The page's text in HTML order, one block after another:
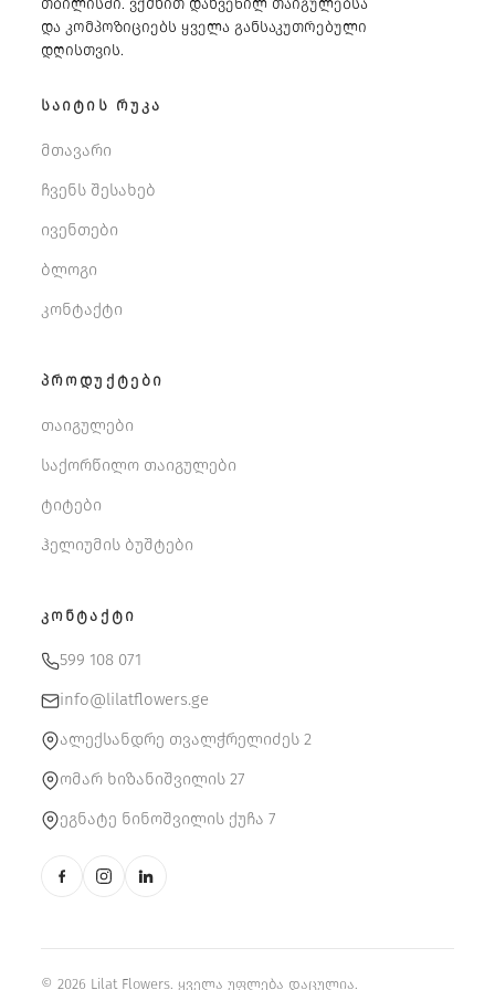
და კომპოზიციებს ყველა განსაკუთრებული
დღისთვის.
ᲡᲐᲘᲢᲘᲡ ᲠᲣᲙᲐ
მთავარი
ჩვენს შესახებ
ივენთები
ბლოგი
კონტაქტი
ᲞᲠᲝᲓᲣᲥᲢᲔᲑᲘ
თაიგულები
საქორწილო თაიგულები
ტიტები
ჰელიუმის ბუშტები
ᲙᲝᲜᲢᲐᲥᲢᲘ
599 108 071
info@lilatflowers.ge
ალექსანდრე თვალჭრელიძეს 2
ომარ ხიზანიშვილის 27
ეგნატე ნინოშვილის ქუჩა 7
© 2026 Lilat Flowers. ყველა უფლება დაცულია.